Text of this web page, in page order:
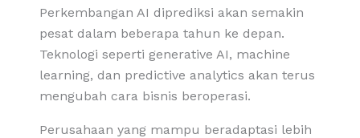
Perkembangan AI diprediksi akan semakin
pesat dalam beberapa tahun ke depan.
Teknologi seperti generative AI, machine
learning, dan predictive analytics akan terus
mengubah cara bisnis beroperasi.
Perusahaan yang mampu beradaptasi lebih